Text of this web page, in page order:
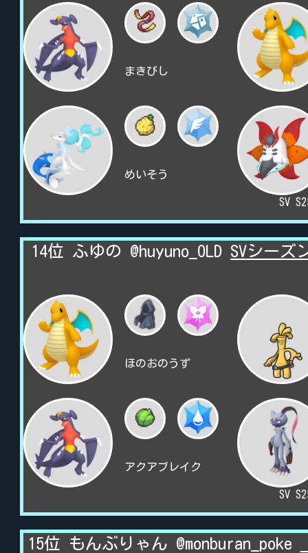
まきびし
めいそう
SV
14位 ふゆの @huyuno_OLD SVシー
ほのおのうず
アクアブレイク
SV
15位 もんぶりゃん @monburan_poke